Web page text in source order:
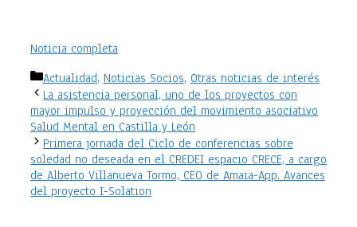
Noticia completa
Categorías
Actualidad, Noticias Socios, Otras noticias de interés
La asistencia personal, uno de los proyectos con
mayor impulso y proyección del movimiento asociativo
Salud Mental en Castilla y León
Primera jornada del Ciclo de conferencias sobre
soledad no deseada en el CREDEI espacio CRECE, a cargo
de Alberto Villanueva Tormo, CEO de Amaia-App. Avances
del proyecto I-Solation